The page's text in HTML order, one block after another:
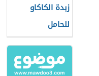
زبدة الكاكاو
للحامل